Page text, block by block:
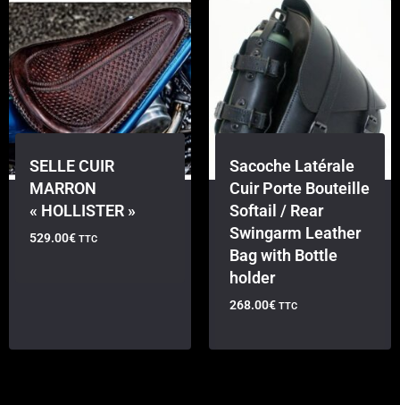
SELLE CUIR
MARRON
« HOLLISTER »
529.00€ TTC
Sacoche Latérale
Cuir Porte Bouteille
Softail / Rear
Swingarm Leather
Bag with Bottle
holder
268.00€ TTC